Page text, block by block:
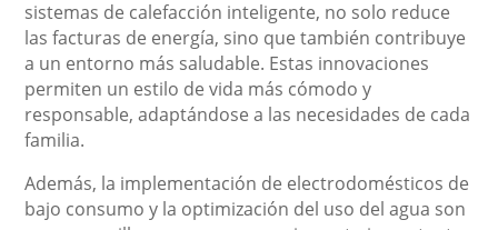
sistemas de calefacción inteligente, no solo reduce
las facturas de energía, sino que también contribuye
a un entorno más saludable. Estas innovaciones
permiten un estilo de vida más cómodo y
responsable, adaptándose a las necesidades de cada
familia.
Además, la implementación de electrodomésticos de
bajo consumo y la optimización del uso del agua son